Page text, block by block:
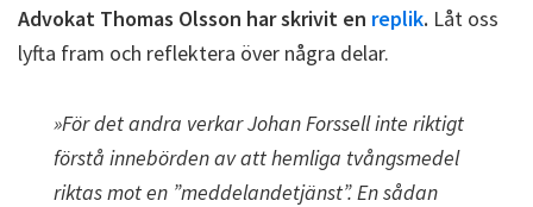
Advokat Thomas Olsson har skrivit en replik. Låt oss
lyfta fram och reflektera över några delar.
»För det andra verkar Johan Forssell inte riktigt
förstå innebörden av att hemliga tvångsmedel
riktas mot en ”meddelandetjänst”. En sådan